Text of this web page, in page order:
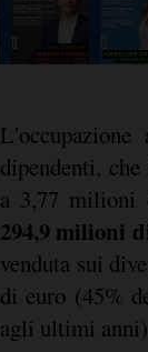
dipendenti,
a 3,77 milioni
294,9 milioni
venduta sui
di euro (45%
agli ultimi